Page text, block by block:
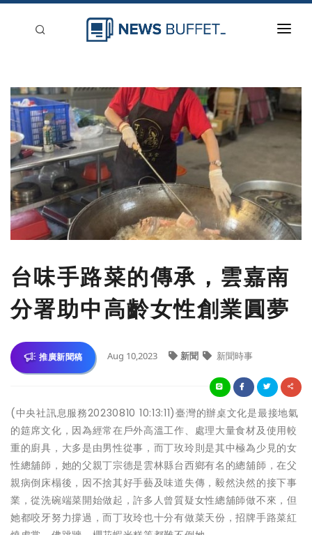
新聞稿分類
登入
刊登
台味手路菜的傳承，雲嘉南
分署助中高齡女性創業圓夢
推廣新聞稿 Aug 10,2023 新聞 新聞時事
(中央社訊息服務20230810 10:13:11)臺灣的辦桌文化是最接地氣
的筵席文化，因為經常在戶外高溫工作、處理大量食材及使用較
重的廚具，大多是由男性從事，而丁玫玲則是其中極為少見的女
性總舖師，她的父親丁宗德是雲林縣台西鄉有名的總舖師，在父
親病倒床榻後，因不捨其好手藝及味道失傳，毅然決然的接下事
業，從洗碗端菜開始做起，許多人曾質疑女性總舖師做不來，但
她都咬牙努力撐過，而丁玫玲也十分有做菜天份，招牌手路菜紅